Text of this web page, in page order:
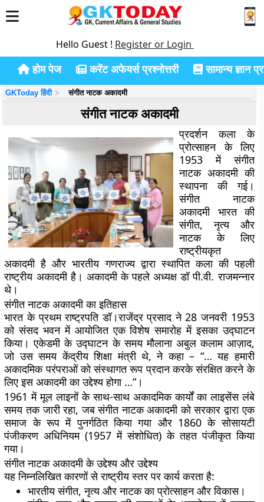
Hello Guest ! Register or Login
होम पेज करेंट अफेयर्स प्रश्नोत्तरी सामान्य ज्ञान
GKToday हिंदी संगीत नाटक अकादमी
संगीत नाटक अकादमी
प्रदर्शन कला के
प्रोत्साहन के लिए
1953 में संगीत
नाटक अकादमी की
स्थापना की गई।
संगीत नाटक
अकादमी भारत की
संगीत, नृत्य और
नाटक के लिए
राष्ट्रीयकृत
अकादमी है और भारतीय गणराज्य द्वारा स्थापित कला की पहली
राष्ट्रीय अकादमी है। अकादमी के पहले अध्यक्ष डॉ पी.वी. राजमन्नार
थे।
संगीत नाटक अकादमी का इतिहास
भारत के प्रथम राष्ट्रपति डॉ।राजेंद्र प्रसाद ने 28 जनवरी 1953
को संसद भवन में आयोजित एक विशेष समारोह में इसका उद्घाटन
किया। एकेडमी के उद्घाटन के समय मौलाना अबुल कलाम आज़ाद,
जो उस समय केंद्रीय शिक्षा मंत्री थे, ने कहा – “… यह हमारी
अकादमिक परंपराओं को संस्थागत रूप प्रदान करके संरक्षित करने के
लिए इस अकादमी का उद्देश्य होगा …”।
1961 में मूल लाइनों के साथ-साथ अकादमिक कार्यों का लाइसेंस लंबे
समय तक जारी रहा, जब संगीत नाटक अकादमी को सरकार द्वारा एक
समाज के रूप में पुनर्गठित किया गया और 1860 के सोसायटी
पंजीकरण अधिनियम (1957 में संशोधित) के तहत पंजीकृत किया
गया।
संगीत नाटक अकादमी के उद्देश्य और उद्देश्य
यह निम्नलिखित कारणों से राष्ट्रीय स्तर पर कार्य करता है:
भारतीय संगीत, नृत्य और नाटक का प्रोत्साहन और विकास।